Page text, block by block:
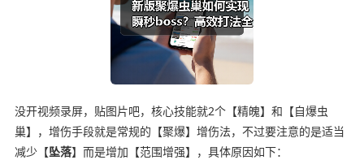
没开视频录屏，贴图片吧，核心技能就2个【精魄】和【自爆虫
巢】，增伤手段就是常规的【聚爆】增伤法，不过要注意的是适当
减少【坠落】而是增加【范围增强】，具体原因如下：